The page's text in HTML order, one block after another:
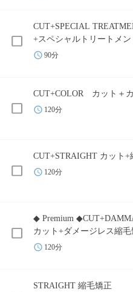
CUT+SPECIAL
+スペシャルトリートメン
90分
CUT+COLOR カット＋
120分
120分
◆ Premium
カット+ダメージレス縮毛
120分
STRAIGHT 縮毛矯正